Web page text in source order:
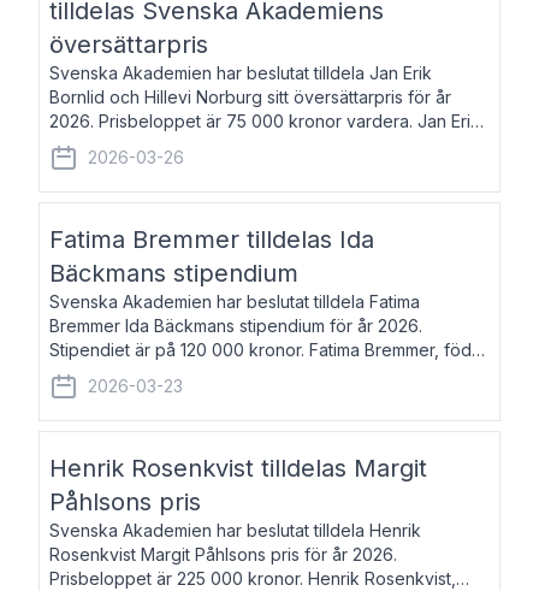
tilldelas Svenska Akademiens
översättarpris
Svenska Akademien har beslutat tilldela Jan Erik
Bornlid och Hillevi Norburg sitt översättarpris för år
2026. Prisbeloppet är 75 000 kronor vardera. Jan Erik
Bornlid, född 1947, är översättare från tyska. Han är
främst känd för sina översät
2026-03-26
Fatima Bremmer tilldelas Ida
Bäckmans stipendium
Svenska Akademien har beslutat tilldela Fatima
Bremmer Ida Bäckmans stipendium för år 2026.
Stipendiet är på 120 000 kronor. Fatima Bremmer, född
1977, är journalist och författare. Hon utkom i fjol med
boken Ligan. Klarakvarterens blodsyst
2026-03-23
Henrik Rosenkvist tilldelas Margit
Påhlsons pris
Svenska Akademien har beslutat tilldela Henrik
Rosenkvist Margit Påhlsons pris för år 2026.
Prisbeloppet är 225 000 kronor. Henrik Rosenkvist,